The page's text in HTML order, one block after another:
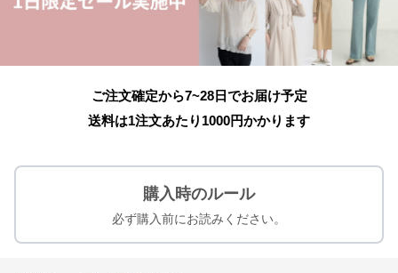
ご注文確定から7~28日でお届け予定
送料は1注文あたり 1000円かかります
購入時のルール
必ず購入前にお読みください。